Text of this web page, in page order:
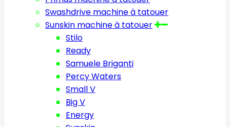
Swashdrive machine à tatouer
Sunskin machine à tatouer
Stilo
Ready
Samuele Briganti
Percy Waters
Small V
Big V
Energy